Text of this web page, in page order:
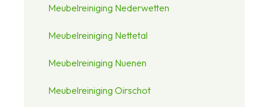
Meubelreiniging Nederwetten
Meubelreiniging Nettetal
Meubelreiniging Nuenen
Meubelreiniging Oirschot